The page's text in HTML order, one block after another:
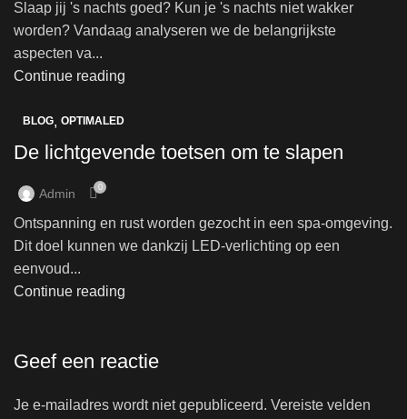
Slaap jij 's nachts goed? Kun je 's nachts niet wakker
worden? Vandaag analyseren we de belangrijkste
aspecten va...
Continue reading
BLOG, OPTIMALED
De lichtgevende toetsen om te slapen
Admin 0
Ontspanning en rust worden gezocht in een spa-omgeving.
Dit doel kunnen we dankzij LED-verlichting op een
eenvoud...
Continue reading
Geef een reactie
Je e-mailadres wordt niet gepubliceerd. Vereiste velden